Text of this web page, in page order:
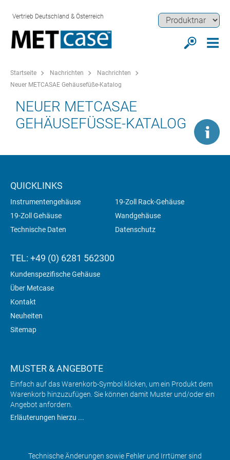
Vertrieb Deutschland & Österreich
Startseite Nachrichten
Nachrichten
Neuer METCASAE Gehäusefüße-Katalog
NEUER METCASAE
GEHÄUSEFÜSSE-KATALOG
QUICKLINKS
Instrumentengehäuse
19-Zoll Rack-Gehäuse
19-Zoll Gehäuse
Wandgehäuse
Technische Daten
Datenschutz
TEL: +49 (0) 6281 562300
Kundenspezifische Gehäuse
Über Metcase
Kontakt
Neuheiten
Sitemap
MUSTER & ANGEBOTE
Einfach auf das Warenkorb-Symbol klicken, um ein Produkt dem
Warenkorb hinzuzufügen. Sie können damit Muster und/oder ein
Angebot anfordern.
Erläuterungen hierzu ...
Technische Änderungen sowie Fehler und Irrtümer sind